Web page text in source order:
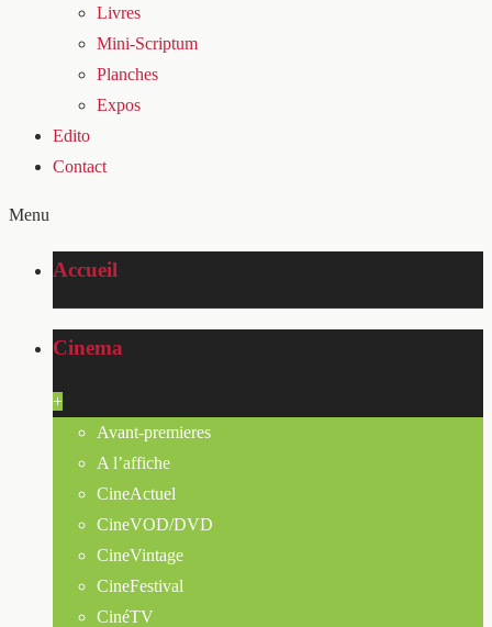
Livres
Mini-Scriptum
Planches
Expos
Edito
Contact
Menu
Accueil
Cinema
+
Avant-premieres
A l’affiche
CineActuel
CineVOD/DVD
CineVintage
CineFestival
CinéTV